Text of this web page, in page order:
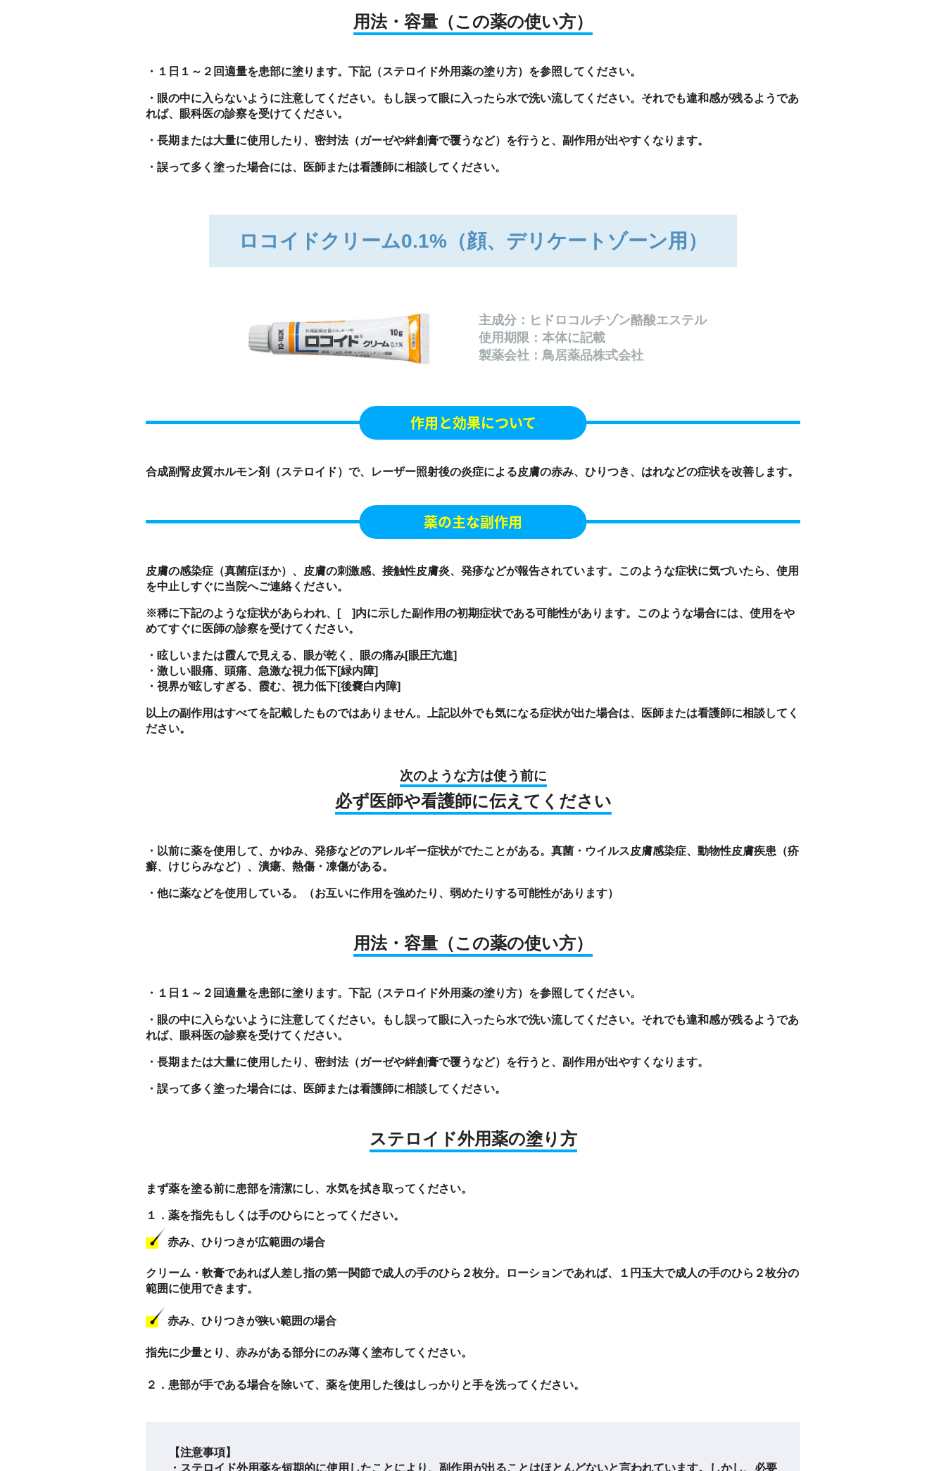
用法・容量 （この薬の使い方）
・１日１～２回適量を患部に塗ります。下記（ステロイド外用薬の塗り方）を参照してください。
・眼の中に入らないように注意してください。もし誤って眼に入ったら水で洗い流してください。それでも違和感が残るようであ
れば、眼科医の診察を受けてください。
・長期または大量に使用したり、密封法（ガーゼや絆創膏で覆うなど）を行うと、副作用が出やすくなります。
・誤って多く塗った場合には、医師または看護師に相談してください。
ロコイドクリーム0.1% （顔、デリケートゾーン用）
主成分：ヒドロコルチゾン酪酸エステル
使用期限：本体に記載
製薬会社：鳥居薬品株式会社
作用と効果について
合成副腎皮質ホルモン剤（ステロイド）で、レーザー照射後の炎症による皮膚の赤み、ひりつき、はれなどの症状を改善します。
薬の主な副作用
皮膚の感染症（真菌症ほか）、皮膚の刺激感、接触性皮膚炎、発疹などが報告されています。このような症状に気づいたら、使用
を中止しすぐに当院へご連絡ください。
※稀に下記のような症状があらわれ、[ ]内に示した副作用の初期症状である可能性があります。このような場合には、使用をや
めてすぐに医師の診察を受けてください。
・眩しいまたは霞んで見える、眼が乾く、眼の痛み[眼圧亢進]
・激しい眼痛、頭痛、急激な視力低下[緑内障]
・視界が眩しすぎる、霞む、視力低下[後嚢白内障]
以上の副作用はすべてを記載したものではありません。上記以外でも気になる症状が出た場合は、医師または看護師に相談してく
ださい。
次のような方は使う前に
必ず医師や看護師に伝えてください
・以前に薬を使用して、かゆみ、発疹などのアレルギー症状がでたことがある。真菌・ウイルス皮膚感染症、動物性皮膚疾患（疥
癬、けじらみなど）、潰瘍、熱傷・凍傷がある。
・他に薬などを使用している。（お互いに作用を強めたり、弱めたりする可能性があります）
用法・容量 （この薬の使い方）
・１日１～２回適量を患部に塗ります。下記（ステロイド外用薬の塗り方）を参照してください。
・眼の中に入らないように注意してください。もし誤って眼に入ったら水で洗い流してください。それでも違和感が残るようであ
れば、眼科医の診察を受けてください。
・長期または大量に使用したり、密封法（ガーゼや絆創膏で覆うなど）を行うと、副作用が出やすくなります。
・誤って多く塗った場合には、医師または看護師に相談してください。
ステロイド外用薬の塗り方
まず薬を塗る前に患部を清潔にし、水気を拭き取ってください。
１．薬を指先もしくは手のひらにとってください。
赤み、ひりつきが広範囲の場合
クリーム・軟膏であれば人差し指の第一関節で成人の手のひら２枚分。ローションであれば、１円玉大で成人の手のひら２枚分の
範囲に使用できます。
赤み、ひりつきが狭い範囲の場合
指先に少量とり、赤みがある部分にのみ薄く塗布してください。
２．患部が手である場合を除いて、薬を使用した後はしっかりと手を洗ってください。
【注意事項】
・ステロイド外用薬を短期的に使用したことにより、副作用が出ることはほとんどないと言われています。しかし、必要